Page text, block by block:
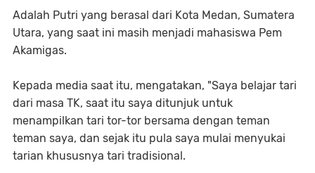
Adalah Putri yang berasal dari Kota Medan, Sumatera
Utara, yang saat ini masih menjadi mahasiswa Pem
Akamigas.
Kepada media saat itu, mengatakan, "Saya belajar tari
dari masa TK, saat itu saya ditunjuk untuk
menampilkan tari tor-tor bersama dengan teman
teman saya, dan sejak itu pula saya mulai menyukai
tarian khususnya tari tradisional.